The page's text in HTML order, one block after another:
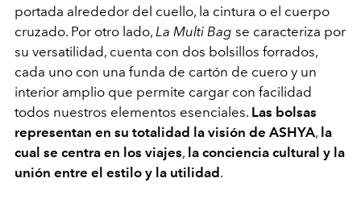
portada alrededor del cuello, la cintura o el cuerpo
cruzado. Por otro lado, La Multi Bag se caracteriza por
su versatilidad, cuenta con dos bolsillos forrados,
cada uno con una funda de cartón de cuero y un
interior amplio que permite cargar con facilidad
todos nuestros elementos esenciales. Las bolsas
representan en su totalidad la visión de ASHYA, la
cual se centra en los viajes, la conciencia cultural y la
unión entre el estilo y la utilidad.